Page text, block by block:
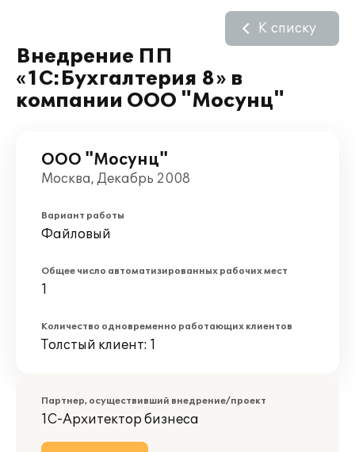
Внедрение ПП
«1C:Бухгалтерия 8» в
компании ООО "Мосунц"
К списку
ООО "Мосунц"
Москва, Декабрь 2008
Вариант работы
Файловый
Общее число автоматизированных рабочих мест
1
Количество одновременно работающих клиентов
Толстый клиент: 1
Партнер, осуществивший внедрение/проект
1С-Архитектор бизнеса